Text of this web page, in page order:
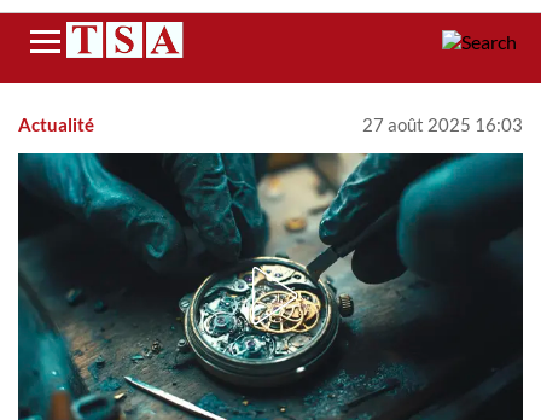
Menu
Actualité 27 août 2025 16:03